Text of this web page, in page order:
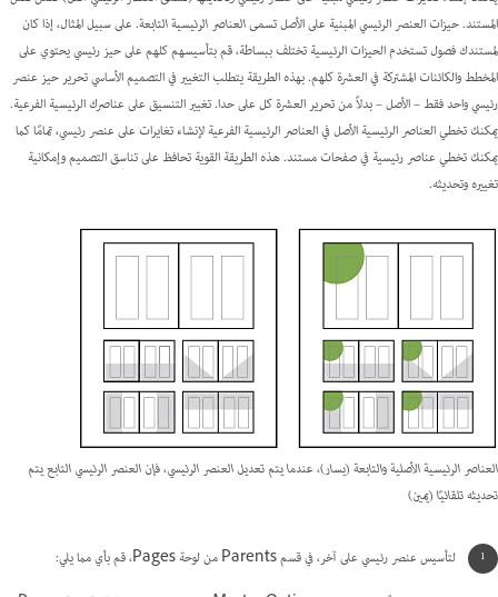
المستند. حيزات العنصر الرئيسي المبنية على الأصل تسمىالعناصر الرئيسية التابعة. على سبيل المثال، إذا كان
لمستندك فصول تستخدم الحيزات الرئيسية تختلف ببساطة، قم بتأسيسهم كلهم على حيز رئيسي يحتوي على
المخطط والكائنات المشتركة في العشرة كلهم. بهذه الطريقة يتطلب التغيير في التصميم الأساسي تحرير حيز عنصر
رئيسي واحد فقط – الأصل – بدلاً من تحرير العشرة كل على حدا. تغيير التنسيق على عناصرك الرئيسية الفرعية.
يمكنك تخطي العناصر الرئيسية الأصل في العناصر الرئيسية الفرعية لإنشاء تغايرات على عنصر رئيسي، تمامًا كما
يمكنك تخطي عناصر رئيسية في صفحات مستند. هذه الطريقة القوية تحافظ على تناسق التصميم وإمكانية
تغييره وتحديثه.
العناصر الرئيسية الأصلية والتابعة (يسار)، عندما يتم تعديل العنصر الرئيسي، فإن العنصر الرئيسي التابع يتم
تحديثه تلقائيًا (يمين)
لتأسيس عنصر رئيسي على آخر، في قسم Parents من لوحة Pages، قم بأي مما يلي: